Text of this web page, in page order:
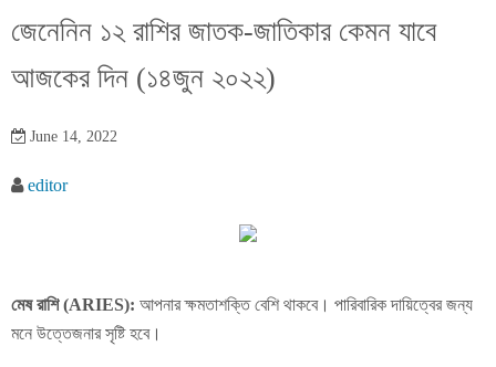
জেনেনিন ১২ রাশির জাতক-জাতিকার কেমন যাবে
আজকের দিন (১৪জুন ২০২২)
June 14, 2022
editor
মেষ রাশি (ARIES): আপনার ক্ষমতাশক্তি বেশি থাকবে। পারিবারিক দায়িত্বের জন্য
মনে উত্তেজনার সৃষ্টি হবে।